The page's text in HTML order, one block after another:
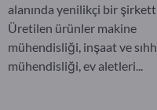
alanında yenilikçi bir
Üretilen ürünler makine
mühendisliği, inşaat ve
mühendisliği, ev aletleri...